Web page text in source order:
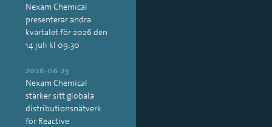
Nexam Chemical
presenterar andra
kvartalet för 2026 den
14 juli kl 09:30
2026-06-23
Nexam Chemical
stärker sitt globala
distributionsnätverk
för Reactive